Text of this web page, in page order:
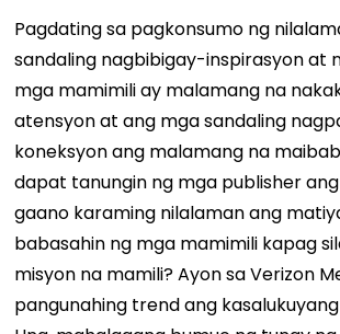
Pagdating sa pagkonsumo ng
sandaling nagbibigay-inspirasyon at
mga mamimili ay malamang na
atensyon at ang mga sandaling
koneksyon ang malamang na
dapat tanungin ng mga publisher
gaano karaming nilalaman ang
babasahin ng mga mamimili kapag
misyon na mamili?Ayon saVerizon
pangunahing trend ang